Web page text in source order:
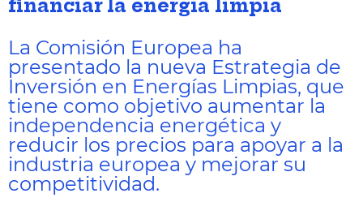
financiar la energía limpia
La Comisión Europea ha
presentado la nueva Estrategia de
Inversión en Energías Limpias, que
tiene como objetivo aumentar la
independencia energética y
reducir los precios para apoyar a la
industria europea y mejorar su
competitividad.